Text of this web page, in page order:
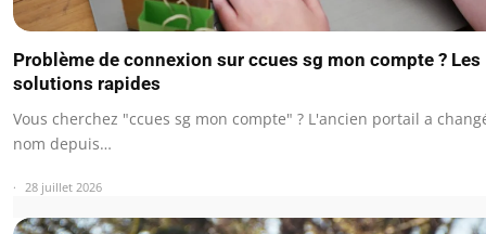
Problème de connexion sur ccues sg mon compte ? Les
solutions rapides
Vous cherchez "ccues sg mon compte" ? L'ancien portail a
nom depuis…
28 juillet 2026